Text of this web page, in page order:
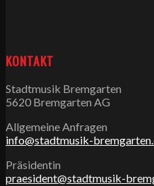
KONTAKT
Stadtmusik Bremgarten
5620 Bremgarten AG
Allgemeine Anfragen
info@stadtmusik-
Präsidentin
praesident@stadtmusik-